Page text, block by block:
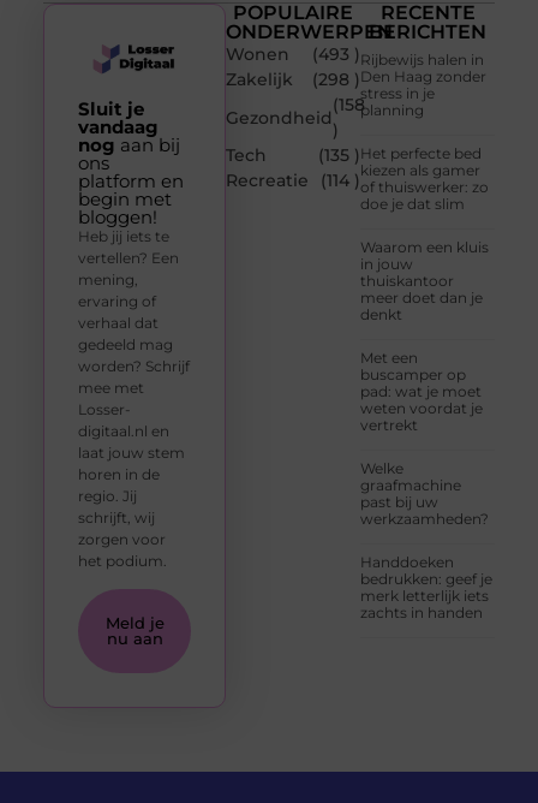
POPULAIRE
ONDERWERPEN
Wonen
(493 )
Zakelijk
(298 )
Gezondheid
(158
)
Tech
(135 )
Recreatie
(114 )
RECENTE
BERICHTEN
Rijbewijs halen in
Den Haag zonder
stress in je
planning
Het perfecte bed
kiezen als gamer
of thuiswerker: zo
doe je dat slim
Waarom een kluis
in jouw
thuiskantoor
meer doet dan je
denkt
Met een
buscamper op
pad: wat je moet
weten voordat je
vertrekt
Welke
graafmachine
past bij uw
werkzaamheden?
Handdoeken
bedrukken: geef je
merk letterlijk iets
zachts in handen
Sluit je
vandaag
nog aan bij
ons
platform en
begin met
bloggen!
Heb jij iets te
vertellen? Een
mening,
ervaring of
verhaal dat
gedeeld mag
worden? Schrijf
mee met
Losser-
digitaal.nl en
laat jouw stem
horen in de
regio. Jij
schrijft, wij
zorgen voor
het podium.
Meld je
nu aan